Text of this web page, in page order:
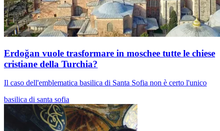
Erdoğan vuole trasformare in moschee tutte le chiese
cristiane della Turchia?
Il caso dell'emblematica basilica di Santa Sofia non è certo l'unico
basilica di santa sofia